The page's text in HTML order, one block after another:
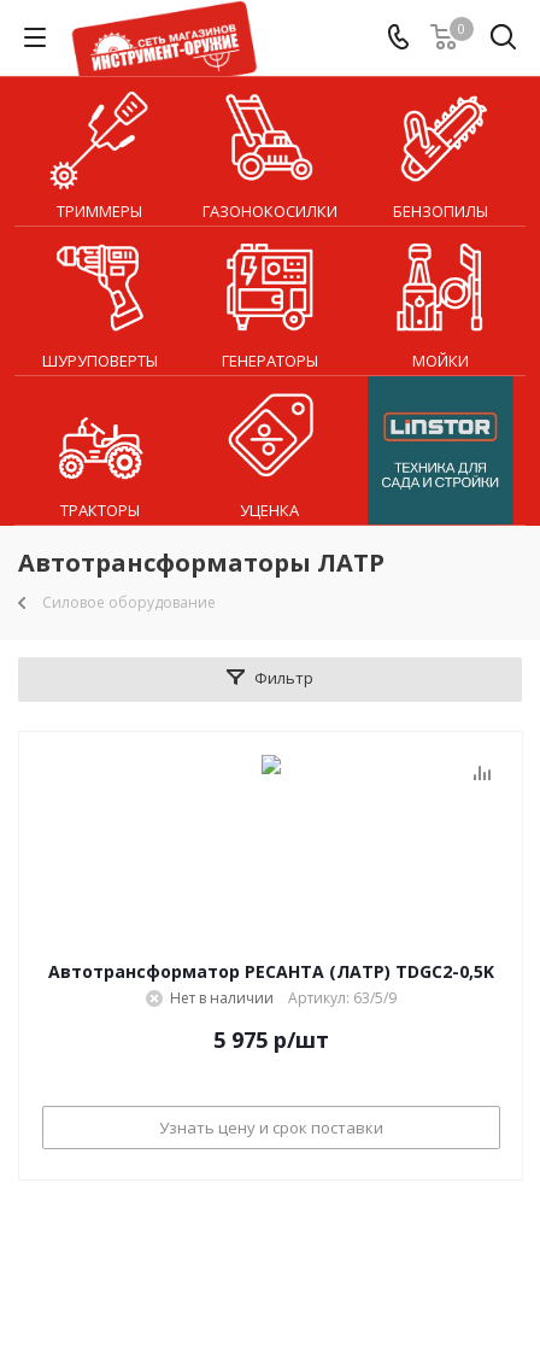
0
ТРИММЕРЫ ГАЗОНОКОСИЛКИ БЕНЗОПИЛЫ
ШУРУПОВЕРТЫ ГЕНЕРАТОРЫ МОЙКИ
ТРАКТОРЫ УЦЕНКА
Автотрансформаторы ЛАТР
Силовое оборудование
Фильтр
Автотрансформатор РЕСАНТА (ЛАТР) TDGC2-0,5K
Нет в наличии Артикул: 63/5/9
5 975 р/шт
Узнать цену и срок поставки